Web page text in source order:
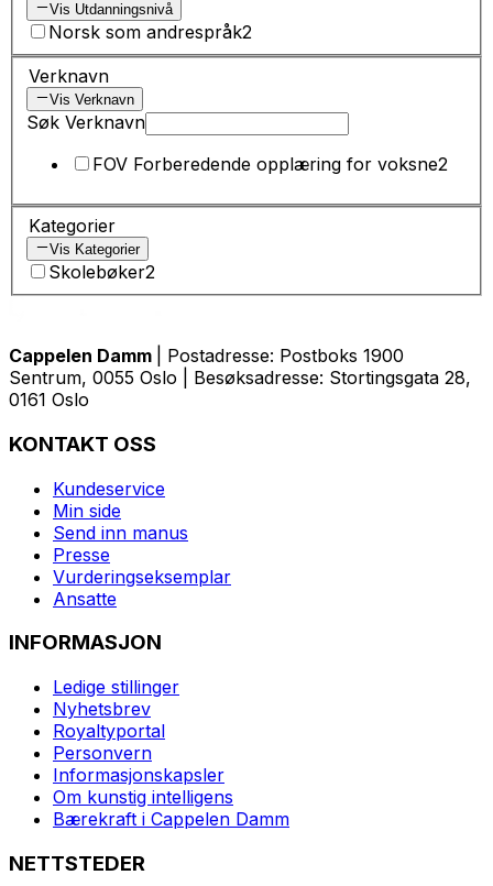
Vis Utdanningsnivå
Norsk som andrespråk2
Verknavn
Vis Verknavn
Søk Verknavn
FOV Forberedende opplæring for voksne2
Kategorier
Vis Kategorier
Skolebøker2
Cappelen Damm
| Postadresse: Postboks 1900
Sentrum, 0055 Oslo | Besøksadresse: Stortingsgata 28,
0161 Oslo
KONTAKT OSS
Kundeservice
Min side
Send inn manus
Presse
Vurderingseksemplar
Ansatte
INFORMASJON
Ledige stillinger
Nyhetsbrev
Royaltyportal
Personvern
Informasjonskapsler
Om kunstig intelligens
Bærekraft i Cappelen Damm
NETTSTEDER